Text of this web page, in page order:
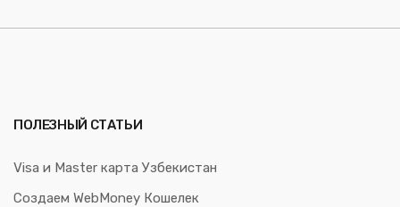
ПОЛЕЗНЫЙ СТАТЬИ
Visa и Master карта Узбекистан
Создаем WebMoney Кошелек